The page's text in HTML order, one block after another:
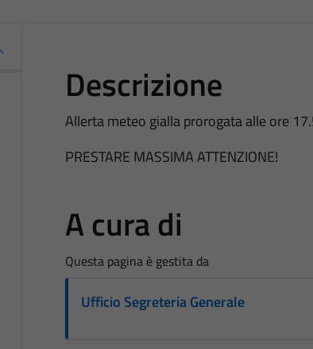
Descrizione
Allerta meteo gialla prorogata alle ore
PRESTARE MASSIMA ATTENZIONE!
A cura di
Questa pagina è gestita da
Ufficio Segreteria Generale